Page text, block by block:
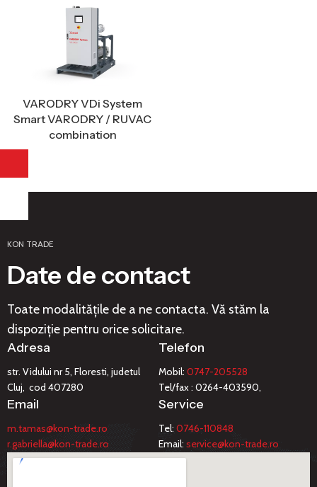
VARODRY VDi System
Smart VARODRY / RUVAC
combination
KON TRADE
Date de contact
Toate modalitățile de a ne contacta. Vă stăm la
dispoziție pentru orice solicitare.
Adresa
str. Vidului nr 5, Floresti, judetul
Cluj, cod 407280
Telefon
Mobil: 0747-205528
Tel/fax : 0264-403590,
Email
m.tamas@kon-trade.ro
r.gabriella@kon-trade.ro
Service
Tel: 0746-110848
Email: service@kon-trade.ro